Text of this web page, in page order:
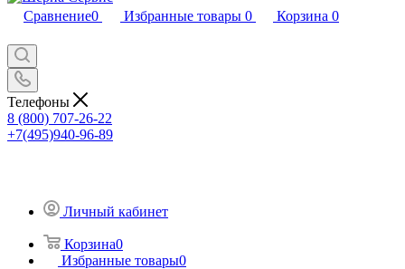
Сравнение0 Избранные товары 0 Корзина 0
Телефоны
8 (800) 707-26-22
+7(495)940-96-89
Личный кабинет
Корзина0
Избранные товары0